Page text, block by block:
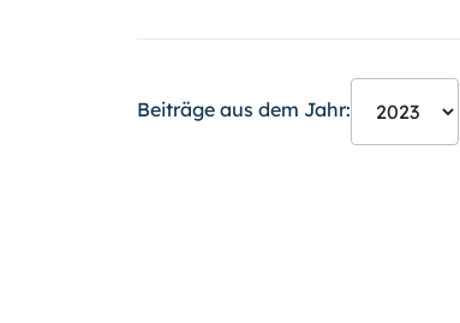
Beiträge aus dem Jahr: